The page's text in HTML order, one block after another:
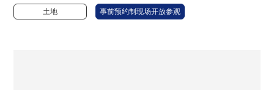
土地 事前预约制现场开放参观